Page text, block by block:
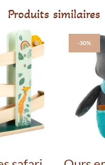
Produits similaires
-30%